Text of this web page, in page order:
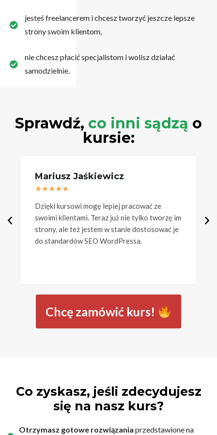
jesteś freelancerem i chcesz tworzyć jeszcze lepsze
strony swoim klientom,
nie chcesz płacić specjalistom i wolisz działać
samodzielnie.
Sprawdź, co inni sądzą o
kursie:
Mariusz Jaśkiewicz
★★★★★
Dzięki kursowi mogę lepiej pracować ze
swoimi klientami. Teraz już nie tylko tworzę im
strony, ale też jestem w stanie dostosować je
do standardów SEO WordPressa.
Chcę zamówić kurs!
Co zyskasz, jeśli zdecydujesz
się na nasz kurs?
Otrzymasz gotowe rozwiązania przedstawione na